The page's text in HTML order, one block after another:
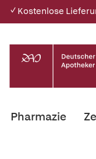
✓ Kostenlose
Pharmazie